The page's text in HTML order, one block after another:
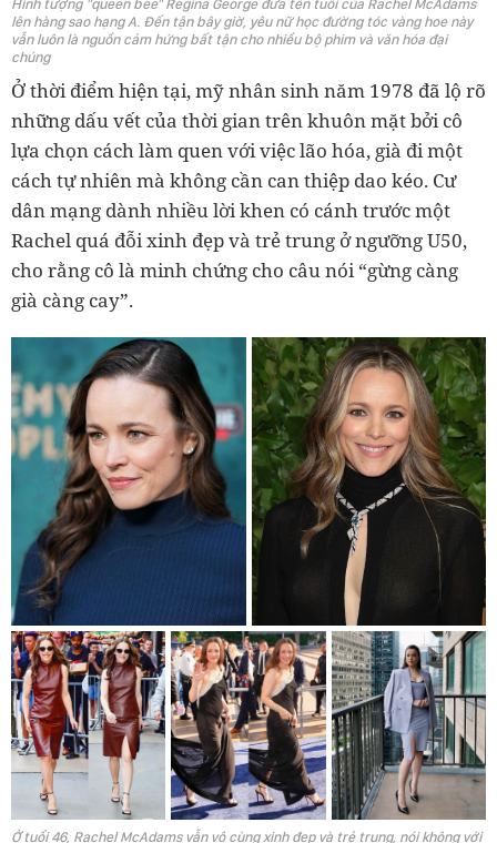
Hình tượng "queen bee" Regina George đưa tên tuổi của Rachel McAdams
lên hàng sao hạng A. Đến tận bây giờ, yêu nữ học đường tóc vàng hoe này
vẫn luôn là nguồn cảm hứng bất tận cho nhiều bộ phim và văn hóa đại
chúng
Ở thời điểm hiện tại, mỹ nhân sinh năm 1978 đã lộ rõ
những dấu vết của thời gian trên khuôn mặt bởi cô
lựa chọn cách làm quen với việc lão hóa, già đi một
cách tự nhiên mà không cần can thiệp dao kéo. Cư
dân mạng dành nhiều lời khen có cánh trước một
Rachel quá đỗi xinh đẹp và trẻ trung ở ngưỡng U50,
cho rằng cô là minh chứng cho câu nói “gừng càng
già càng cay”.
Ở tuổi 46, Rachel McAdams vẫn vô cùng xinh đẹp và trẻ trung, nói không với